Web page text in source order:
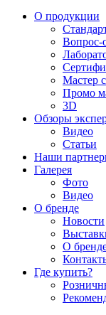
О продукции
Вопрос-
Мастер
Промо
3D
Обзоры
Видео
Статьи
Наши
Галерея
Фото
Видео
О бренде
Новости
О
Где купить?